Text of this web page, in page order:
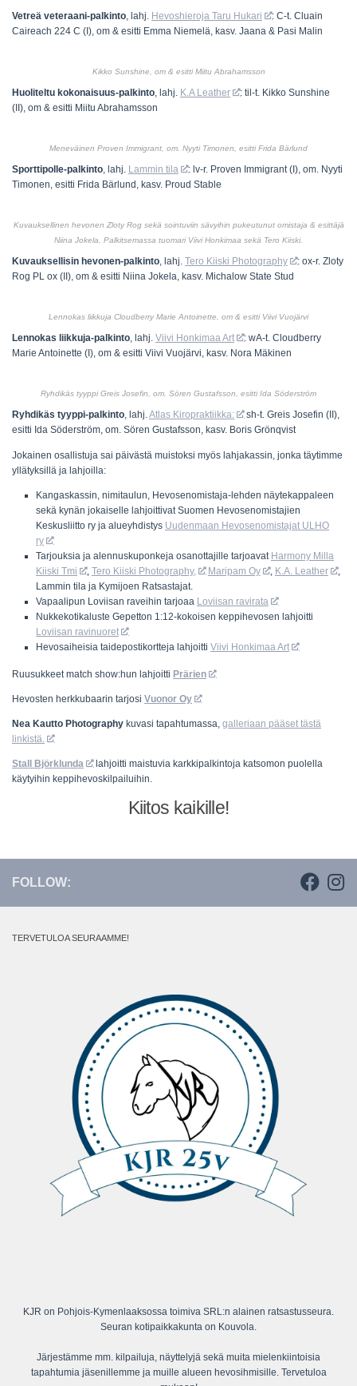
Vetreä veteraani-palkinto , lahj. Hevoshieroja Taru Hukari
: C-t. Cluain
Caireach 224 C (I), om & esitti Emma Niemelä, kasv. Jaana & Pasi Malin
Kikko Sunshine, om & esitti Miitu Abrahamsson
Huoliteltu kokonaisuus-palkinto, lahj. K.A Leather
: til-t. Kikko Sunshine
(II), om & esitti Miitu Abrahamsson
Meneväinen Proven Immigrant, om. Nyyti Timonen, esitti Frida Bärlund
Sporttipolle-palkinto, lahj. Lammin tila
: lv-r. Proven Immigrant (I), om. Nyyti
Timonen, esitti Frida Bärlund, kasv. Proud Stable
Kuvauksellinen hevonen Zloty Rog sekä sointuviin sävyihin pukeutunut omistaja & esittäjä
Niina Jokela. Palkitsemassa tuomari Viivi Honkimaa sekä Tero Kiiski.
Kuvauksellisin hevonen-palkinto, lahj. Tero Kiiski Photography
: ox-r. Zloty
Rog PL ox (II), om & esitti Niina Jokela, kasv. Michalow State Stud
Lennokas liikkuja Cloudberry Marie Antoinette, om & esitti Viivi Vuojärvi
Lennokas liikkuja-palkinto, lahj. Viivi Honkimaa Art
: wA-t. Cloudberry
Marie Antoinette (I), om & esitti Viivi Vuojärvi, kasv. Nora Mäkinen
Ryhdikäs tyyppi Greis Josefin, om. Sören Gustafsson, esitti Ida Söderström
Ryhdikäs tyyppi-palkinto, lahj.Atlas Kiropraktiikka:
sh-t. Greis Josefin (II),
esitti Ida Söderström, om. Sören Gustafsson, kasv. Boris Grönqvist
Jokainen osallistuja sai päivästä muistoksi myös lahjakassin, jonka täytimme
yllätyksillä ja lahjoilla:
Kangaskassin, nimitaulun, Hevosenomistaja-lehden näytekappaleen
sekä kynän jokaiselle lahjoittivat Suomen Hevosenomistajien
Keskusliitto ry ja alueyhdistys Uudenmaan Hevosenomistajat ULHO
ry
Tarjouksia ja alennuskuponkeja osanottajille tarjoavat Harmony Milla
Kiiski Tmi
, Tero Kiiski Photography, Maripam Oy , K.A. Leather
,
Lammin tila ja Kymijoen Ratsastajat.
Vapaalipun Loviisan raveihin tarjoaa Loviisan ravirata
Nukkekotikaluste Gepetton 1:12-kokoisen keppihevosen lahjoitti
Loviisan ravinuoret
Hevosaiheisia taidepostikortteja lahjoitti Viivi Honkimaa Art
Ruusukkeet match show:hun lahjoitti Prärien
Hevosten herkkubaarin tarjosi Vuonor Oy
Nea Kautto Photography kuvasi tapahtumassa, galleriaan pääset tästä
linkistä.
Stall Björklunda
lahjoitti maistuvia karkkipalkintoja katsomon puolella
käytyihin keppihevoskilpailuihin.
Kiitos kaikille!
FOLLOW:
TERVETULOA SEURAAMME!
KJR on Pohjois-Kymenlaaksossa toimiva SRL:n alainen ratsastusseura.
Seuran kotipaikkakunta on Kouvola.
Järjestämme mm. kilpailuja, näyttelyjä sekä muita mielenkiintoisia
tapahtumia jäsenillemme ja muille alueen hevosihmisille. Tervetuloa